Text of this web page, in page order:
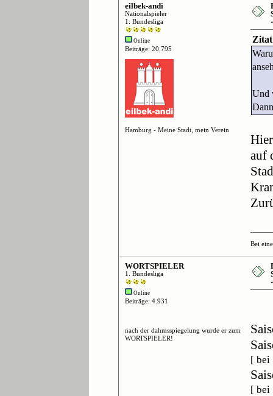
eilbek-andi
Nationalspieler
1. Bundesliga
Online
Beiträge: 20.795
Hamburg - Meine Stadt, mein Verein
Zitat
Und
auf
Bei
WORTSPIELER
1. Bundesliga
Online
Beiträge: 4.931
nach der dahmsspiegelung wurde er zum
WORTSPIELER!
[ bei
[ bei